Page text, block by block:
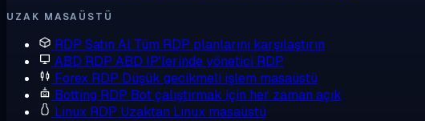
UZAK MASAÜSTÜ
RDP Satın Al Tüm RDP planlarını karşılaştırın
ABD RDP ABD IP'lerinde yönetici RDP
Forex RDP Düşük gecikmeli işlem masaüstü
Botting RDP Bot çalıştırmak için her zaman açık
Linux RDP Uzaktan Linux masaüstü